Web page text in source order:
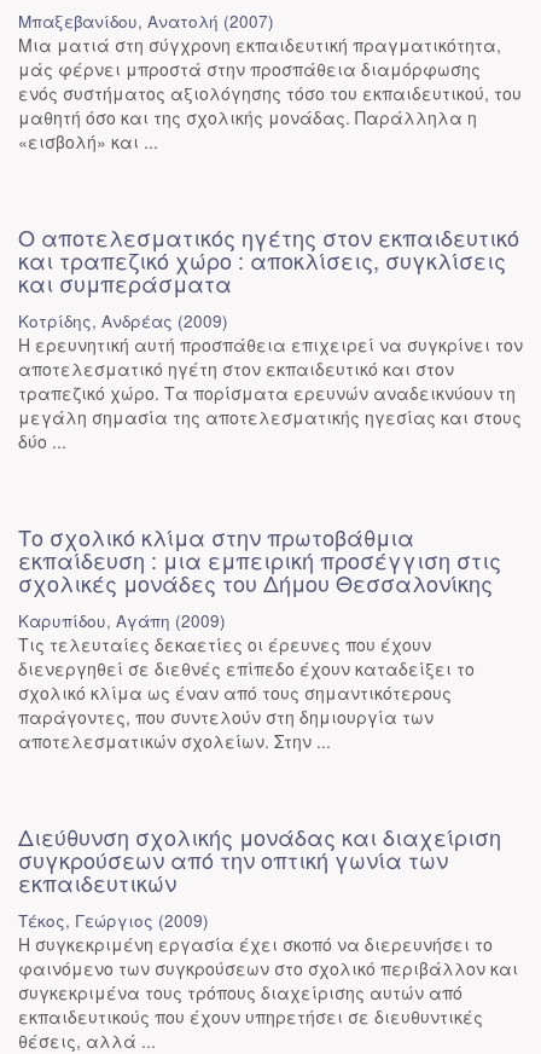
Μπαξεβανίδου, Ανατολή (2007)
Μια ματιά στη σύγχρονη εκπαιδευτική πραγματικότητα,
μάς φέρνει μπροστά στην προσπάθεια διαμόρφωσης
ενός συστήματος αξιολόγησης τόσο του εκπαιδευτικού, του
μαθητή όσο και της σχολικής μονάδας. Παράλληλα η
«εισβολή» και ...
Ο αποτελεσματικός ηγέτης στον εκπαιδευτικό
και τραπεζικό χώρο : αποκλίσεις, συγκλίσεις
και συμπεράσματα
Κοτρίδης, Ανδρέας (2009)
Η ερευνητική αυτή προσπάθεια επιχειρεί να συγκρίνει τον
αποτελεσματικό ηγέτη στον εκπαιδευτικό και στον
τραπεζικό χώρο. Τα πορίσματα ερευνών αναδεικνύουν τη
μεγάλη σημασία της αποτελεσματικής ηγεσίας και στους
δύο ...
Το σχολικό κλίμα στην πρωτοβάθμια
εκπαίδευση : μια εμπειρική προσέγγιση στις
σχολικές μονάδες του Δήμου Θεσσαλονίκης
Καρυπίδου, Αγάπη (2009)
Τις τελευταίες δεκαετίες οι έρευνες που έχουν
διενεργηθεί σε διεθνές επίπεδο έχουν καταδείξει το
σχολικό κλίμα ως έναν από τους σημαντικότερους
παράγοντες, που συντελούν στη δημιουργία των
αποτελεσματικών σχολείων. Στην ...
Διεύθυνση σχολικής μονάδας και διαχείριση
συγκρούσεων από την οπτική γωνία των
εκπαιδευτικών
Τέκος, Γεώργιος (2009)
Η συγκεκριμένη εργασία έχει σκοπό να διερευνήσει το
φαινόμενο των συγκρούσεων στο σχολικό περιβάλλον και
συγκεκριμένα τους τρόπους διαχείρισης αυτών από
εκπαιδευτικούς που έχουν υπηρετήσει σε διευθυντικές
θέσεις, αλλά ...